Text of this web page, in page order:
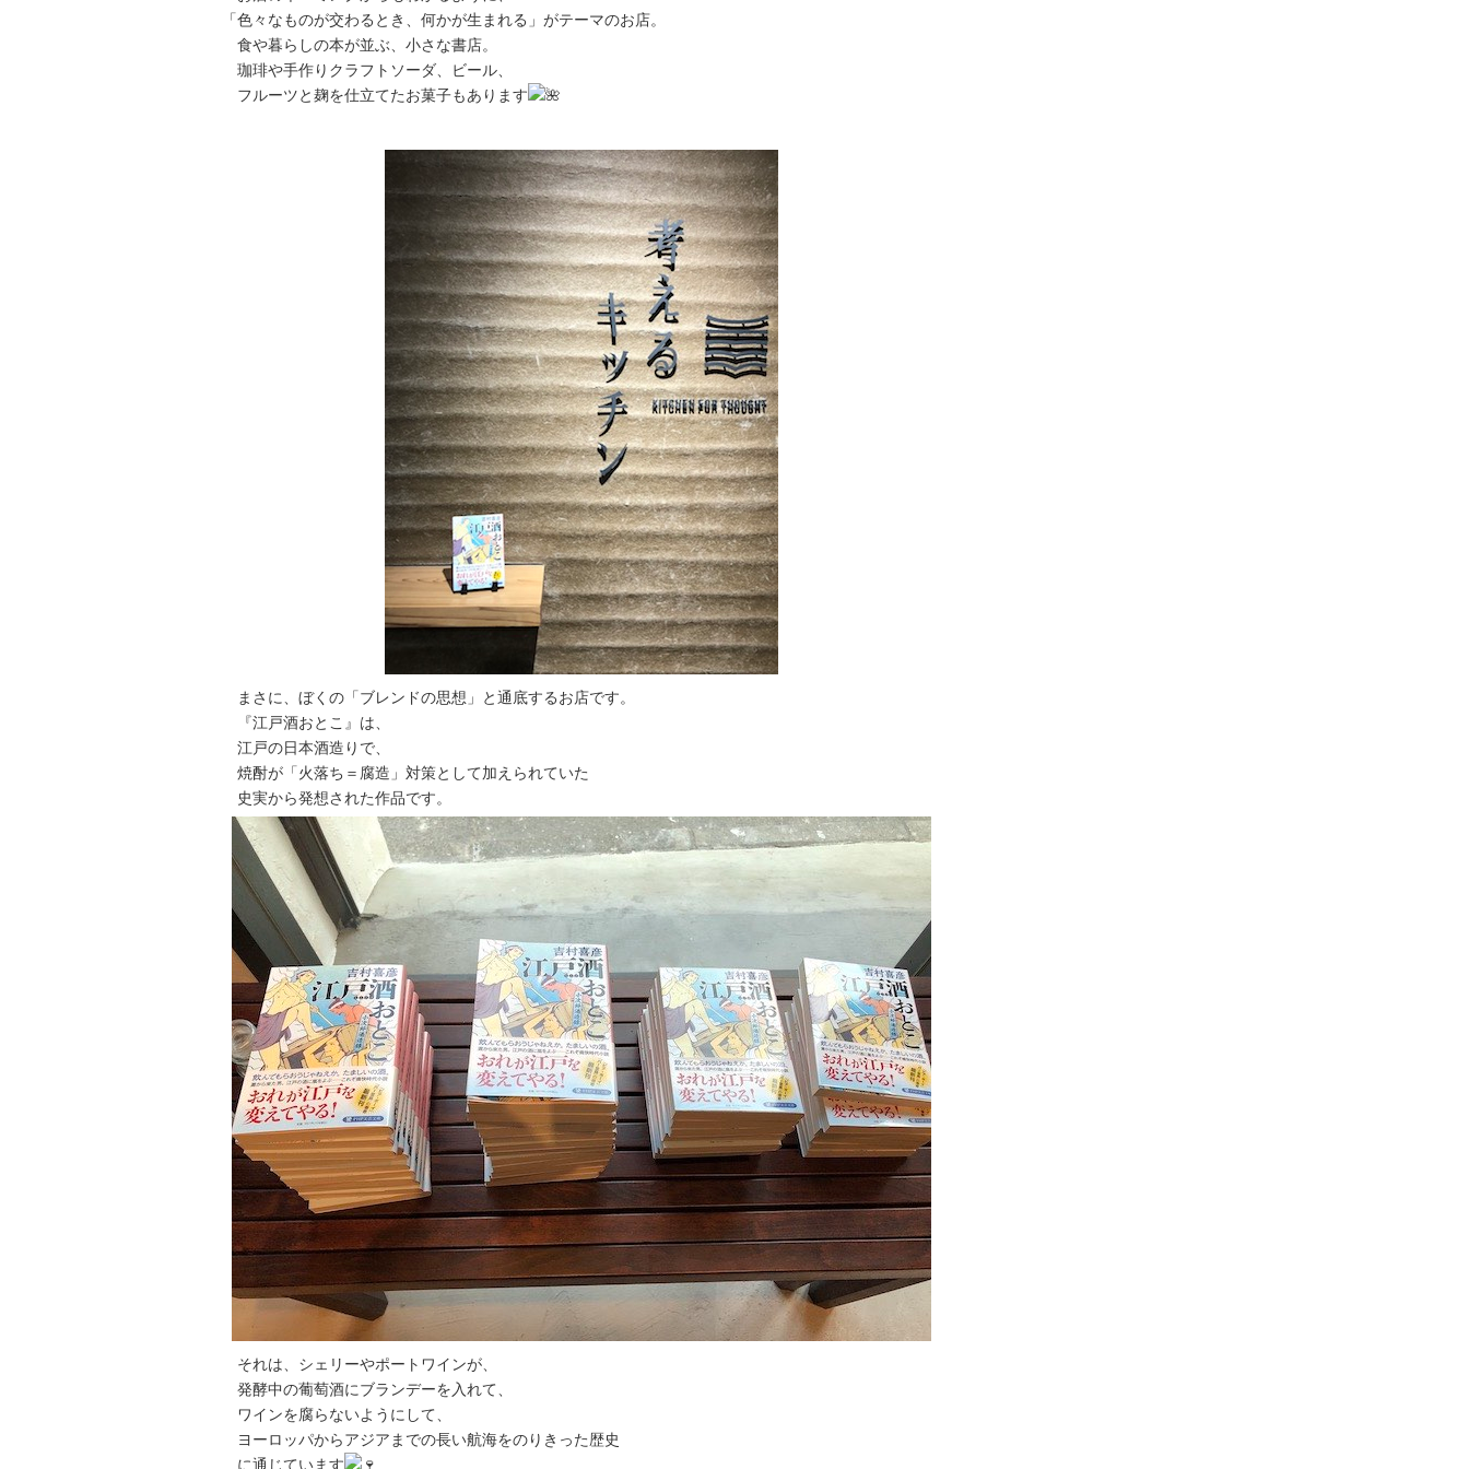
「色々なものが交わるとき、何かが生まれる」がテーマのお店。
食や暮らしの本が並ぶ、小さな書店。
珈琲や手作りクラフトソーダ、ビール、
フルーツと麹を仕立てたお菓子もあります
まさに、ぼくの「ブレンドの思想」と通底するお店です。
『江戸酒おとこ』は、
江戸の日本酒造りで、
焼酎が「火落ち＝腐造」対策として加えられていた
史実から発想された作品です。
それは、シェリーやポートワインが、
発酵中の葡萄酒にブランデーを入れて、
ワインを腐らないようにして、
ヨーロッパからアジアまでの長い航海をのりきった歴史
に通じています